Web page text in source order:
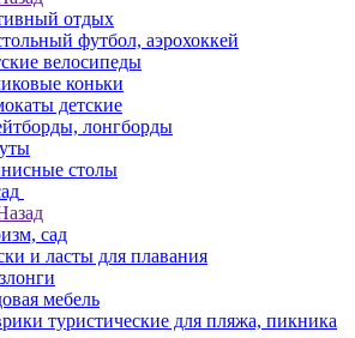
отдых
футбол, аэрохоккей
велосипеды
коньки
детские
лонгборды
столы
сад
и ласты для плавания
мебель
туристические для пляжа, пикника